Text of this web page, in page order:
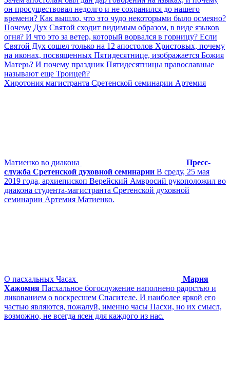
он просуществовал недолго и не сохранился до нашего
времени? Как вышло, что это чудо некоторыми было осмеяно?
Почему Дух Святой сходит видимым образом, в виде языков
огня? И что это за ветер, который ворвался в горницу? Если
Святой Дух сошел только на 12 апостолов Христовых, почему
на иконах, посвященных Пятидесятнице, изображается Божия
Матерь? И почему праздник Пятидесятницы православные
называют еще Троицей?
Хиротония магистранта Сретенской семинарии Артемия
Матиенко во диакона
Пресс-
служба Сретенской духовной семинарии В среду, 25 мая
2019 года, архиепископ Верейский Амвросий рукоположил во
диакона студента-магистранта Сретенской духовной
семинарии Артемия Матиенко.
О пасхальных Часах
Мария
Хажомия Пасхальное богослужение наполнено радостью и
ликованием о воскресшем Спасителе. И наиболее яркой его
частью являются, пожалуй, именно часы Пасхи, но их смысл,
возможно, не всегда ясен для каждого из нас.